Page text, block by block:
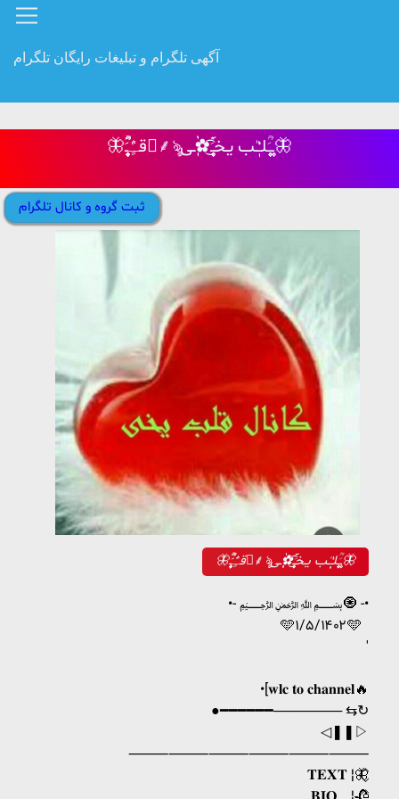
آگهی تلگرام و تبلیغات رایگان تلگرام
🦋قـًٍٛـََ۪۪ٜ۪۪۪۪۪ٜ۪۪۪۪۪ٜؒؔؒؔؓؔ⸙ؒৡـ۪۪۪ٜـَ۪۪ٜ۪۪۪ٜؒؔلـْٰٰٰٰٖٖٖٖٖـٰب یـخـَ۪ٜ۪ٜ۪ٜ۪ٜ۪ؔٛٚؔ͜͡✿ٰٰٰٰٖٖٖٖٖٖٖ‌ـی🦋
ثبت گروه و کانال تلگرام
🦋قـًٍٛـََ۪۪ٜ۪۪۪۪۪ٜ۪۪۪۪۪ٜؒؔؒؔؓؔ⸙ؒৡـ۪۪۪ٜـَ۪۪ٜ۪۪۪ٜؒؔلـْٰٰٰٰٖٖٖٖٖـٰب یـخـَ۪ٜ۪ٜ۪ٜ۪ٜ۪ؔٛٚؔ͜͡✿ٰٰٰٰٖٖٖٖٖٖٖ‌ـی🦋
•‌‌- ﷽🧿 -•‌‌‌‌‌
🩵۱/۵/۱۴۰۲🩵 ‌ ‌
‌ ‌‌'
•[𝐰𝐥𝐜 𝐭𝐨 𝐜𝐡𝐚𝐧𝐧𝐞𝐥🔥
●━━━━━━─────── ⇆↻
◁ㅤㅤ❚❚ㅤㅤ▷
⸻⸻⸻⸻⸻⸻
𝐓𝐄𝐗𝐓 ¦🦋⃟